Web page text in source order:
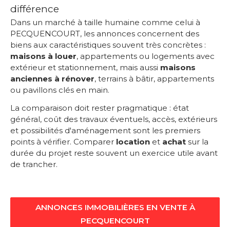
différence
Dans un marché à taille humaine comme celui à
PECQUENCOURT, les annonces concernent des
biens aux caractéristiques souvent très concrètes :
maisons à louer, appartements ou logements avec
extérieur et stationnement, mais aussi maisons
anciennes à rénover, terrains à bâtir, appartements
ou pavillons clés en main.
La comparaison doit rester pragmatique : état
général, coût des travaux éventuels, accès, extérieurs
et possibilités d'aménagement sont les premiers
points à vérifier. Comparer location et achat sur la
durée du projet reste souvent un exercice utile avant
de trancher.
ANNONCES IMMOBILIÈRES EN VENTE À
PECQUENCOURT